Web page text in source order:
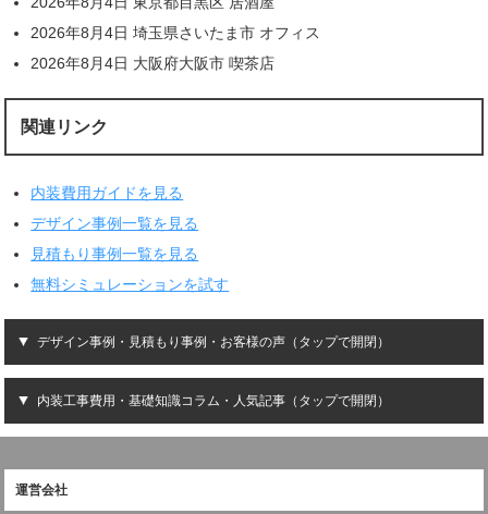
2026年8月4日 埼玉県さいたま市 オフィス
2026年8月4日 大阪府大阪市 喫茶店
関連リンク
内装費用ガイドを見る
デザイン事例一覧を見る
見積もり事例一覧を見る
無料シミュレーションを試す
デザイン事例・見積もり事例・お客様の声（タップで開閉）
内装工事費用・基礎知識コラム・人気記事（タップで開閉）
運営会社